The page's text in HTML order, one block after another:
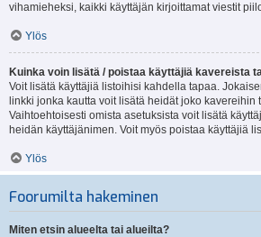
vihamieheksi, kaikki käyttäjän kirjoittamat viestit
Ylös
Kuinka voin lisätä / poistaa käyttäjiä kavereista
Voit lisätä käyttäjiä listoihisi kahdella tapaa.
linkki jonka kautta voit lisätä heidät joko kavereihin
Vaihtoehtoisesti omista asetuksista voit lisätä
heidän käyttäjänimen. Voit myös poistaa käyttäjiä
Ylös
Foorumilta hakeminen
Miten etsin alueelta tai alueilta?